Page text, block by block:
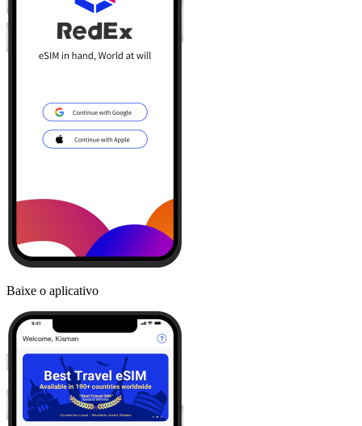
Baixe o aplicativo